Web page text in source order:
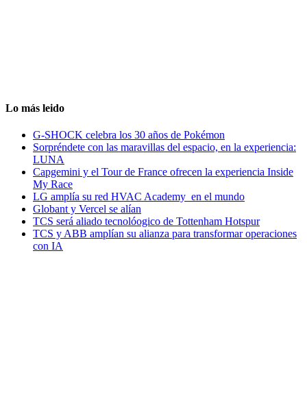
Lo más leido
G-SHOCK celebra los 30 años de Pokémon
Sorpréndete con las maravillas del espacio, en la experiencia:
LUNA
Capgemini y el Tour de France ofrecen la experiencia Inside
My Race
LG amplía su red HVAC Academy en el mundo
Globant y Vercel se alían
TCS será aliado tecnolóogico de Tottenham Hotspur
TCS y ABB amplían su alianza para transformar operaciones
con IA